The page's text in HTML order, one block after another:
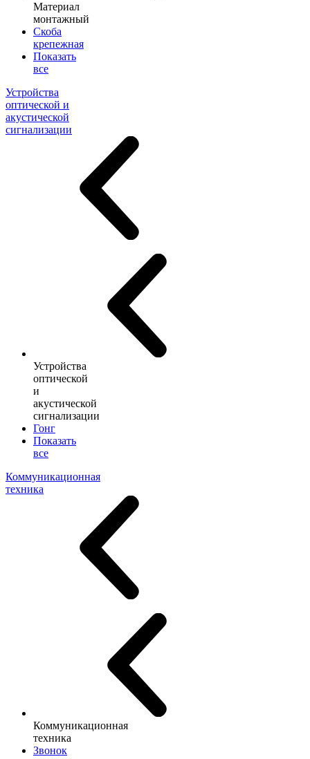
Материал
монтажный
Скоба
крепежная
Показать
все
Устройства
оптической и
акустической
сигнализации
Устройства
оптической
и
акустической
сигнализации
Гонг
Показать
все
Коммуникационная
техника
Коммуникационная
техника
Звонок